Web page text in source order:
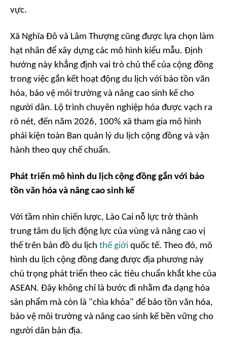
vực.
Xã Nghĩa Đô và Lâm Thượng cũng được lựa chọn làm
hạt nhân để xây dựng các mô hình kiểu mẫu. Định
hướng này khẳng định vai trò chủ thể của cộng đồng
trong việc gắn kết hoạt động du lịch với bảo tồn văn
hóa, bảo vệ môi trường và nâng cao sinh kế cho
người dân. Lộ trình chuyên nghiệp hóa được vạch ra
rõ nét, đến năm 2026, 100% xã tham gia mô hình
phải kiện toàn Ban quản lý du lịch cộng đồng và vận
hành theo quy chế chuẩn.
Phát triển mô hình du lịch cộng đồng gắn với bảo
tồn văn hóa và nâng cao sinh kế
Với tầm nhìn chiến lược, Lào Cai nỗ lực trở thành
trung tâm du lịch động lực của vùng và nâng cao vị
thế trên bản đồ du lịch thế giới quốc tế. Theo đó, mô
hình du lịch cộng đồng đang được địa phương này
chú trọng phát triển theo các tiêu chuẩn khắt khe của
ASEAN. Đây không chỉ là bước đi nhằm đa dạng hóa
sản phẩm mà còn là "chìa khóa" để bảo tồn văn hóa,
bảo vệ môi trường và nâng cao sinh kế bền vững cho
người dân bản địa.